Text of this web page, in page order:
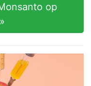
op